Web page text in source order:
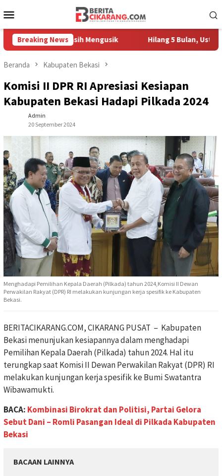
ke
Mobile
Breaking News
Masih Mengusik Hilang 5 Bulan, Ustadz Ujang
Beranda Kabupaten Bekasi
Komisi II DPR RI Apresiasi Kesiapan
Kabupaten Bekasi Hadapi Pilkada 2024
Admin
20 September 2024
Menghadapi Pemilihan Kepala Daerah (Pilkada) tahun 2024,Komisi II Dewan
Perwakilan Rakyat (DPR) RI melakukan kunjungan kerja spesifik ke Kabupaten
Bekasi.
BERITACIKARANG.COM, CIKARANG PUSAT – Kabupaten
Bekasi menunjukan kesiapannya dalam menghadapi
Pemilihan Kepala Daerah (Pilkada) tahun 2024. Hal itu
terungkap saat Komisi II Dewan Perwakilan Rakyat (DPR) RI
melakukan kunjungan kerja spesifik ke Bumi Swatantra
Wibawamukti.
BACA: Kombinasi Birokrat dan Politisi, Partai Gelora
Sebut Dani – Romli Pasangan Ideal di Pilkada Kabupaten
Bekasi
BACAAN LAINNYA